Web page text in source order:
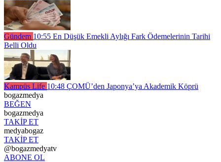
Gündem 10:55 En Düşük Emekli Aylığı Fark Ödemelerinin Tarihi
Belli Oldu
Kampüs Life 10:48 ÇOMÜ’den Japonya’ya Akademik Köprü
bogazmedya
BEĞEN
bogazmedya
TAKİP ET
medyabogaz
TAKİP ET
@bogazmedyatv
ABONE OL